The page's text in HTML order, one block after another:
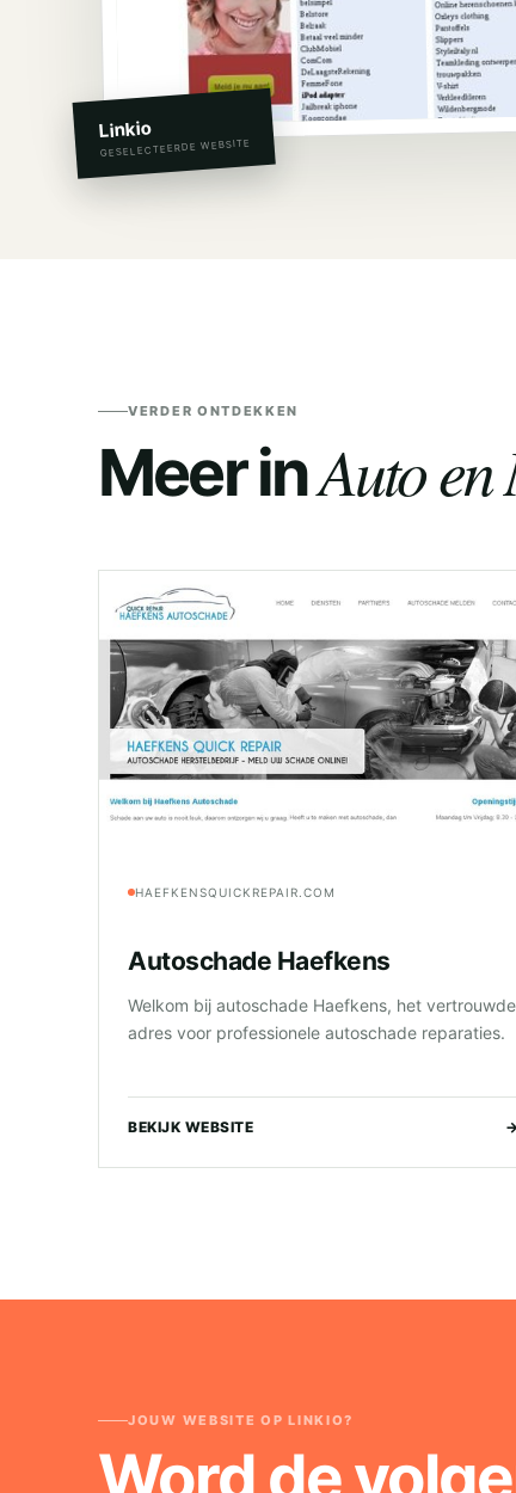
Linkio
GESELECTEERDE WEBSITE
VERDER ONTDEKKEN
Meer inAuto en
HAEFKENSQUICKREPAIR.COM
Autoschade Haefkens
Welkom bij autoschade Haefkens, het vertrouwde
adres voor professionele autoschade reparaties.
BEKIJK WEBSITE →
JOUW WEBSITE OP LINKIO?
Word de